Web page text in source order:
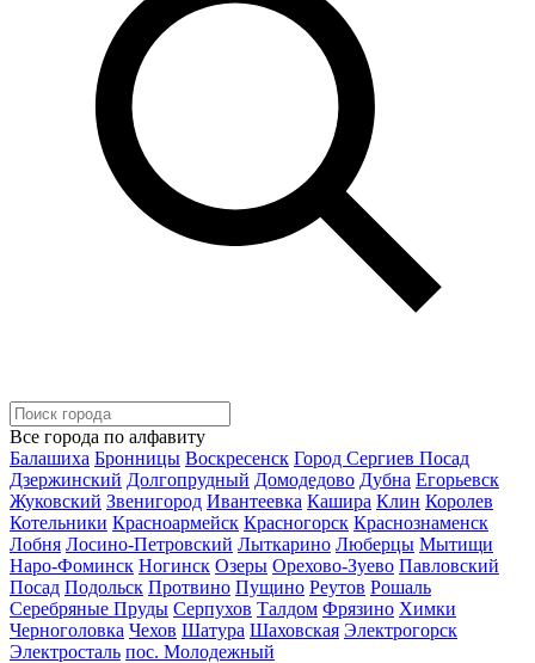
Все города по алфавиту
Балашиха Бронницы Воскресенск Город Сергиев Посад
Дзержинский Долгопрудный Домодедово Дубна Егорьевск
Жуковский Звенигород Ивантеевка Кашира Клин Королев
Котельники Красноармейск Красногорск Краснознаменск
Лобня Лосино-Петровский Лыткарино Люберцы Мытищи
Наро-Фоминск Ногинск Озеры Орехово-Зуево Павловский
Посад Подольск Протвино Пущино Реутов Рошаль
Серебряные Пруды Серпухов Талдом Фрязино Химки
Черноголовка Чехов Шатура Шаховская Электрогорск
Электросталь пос. Молодежный